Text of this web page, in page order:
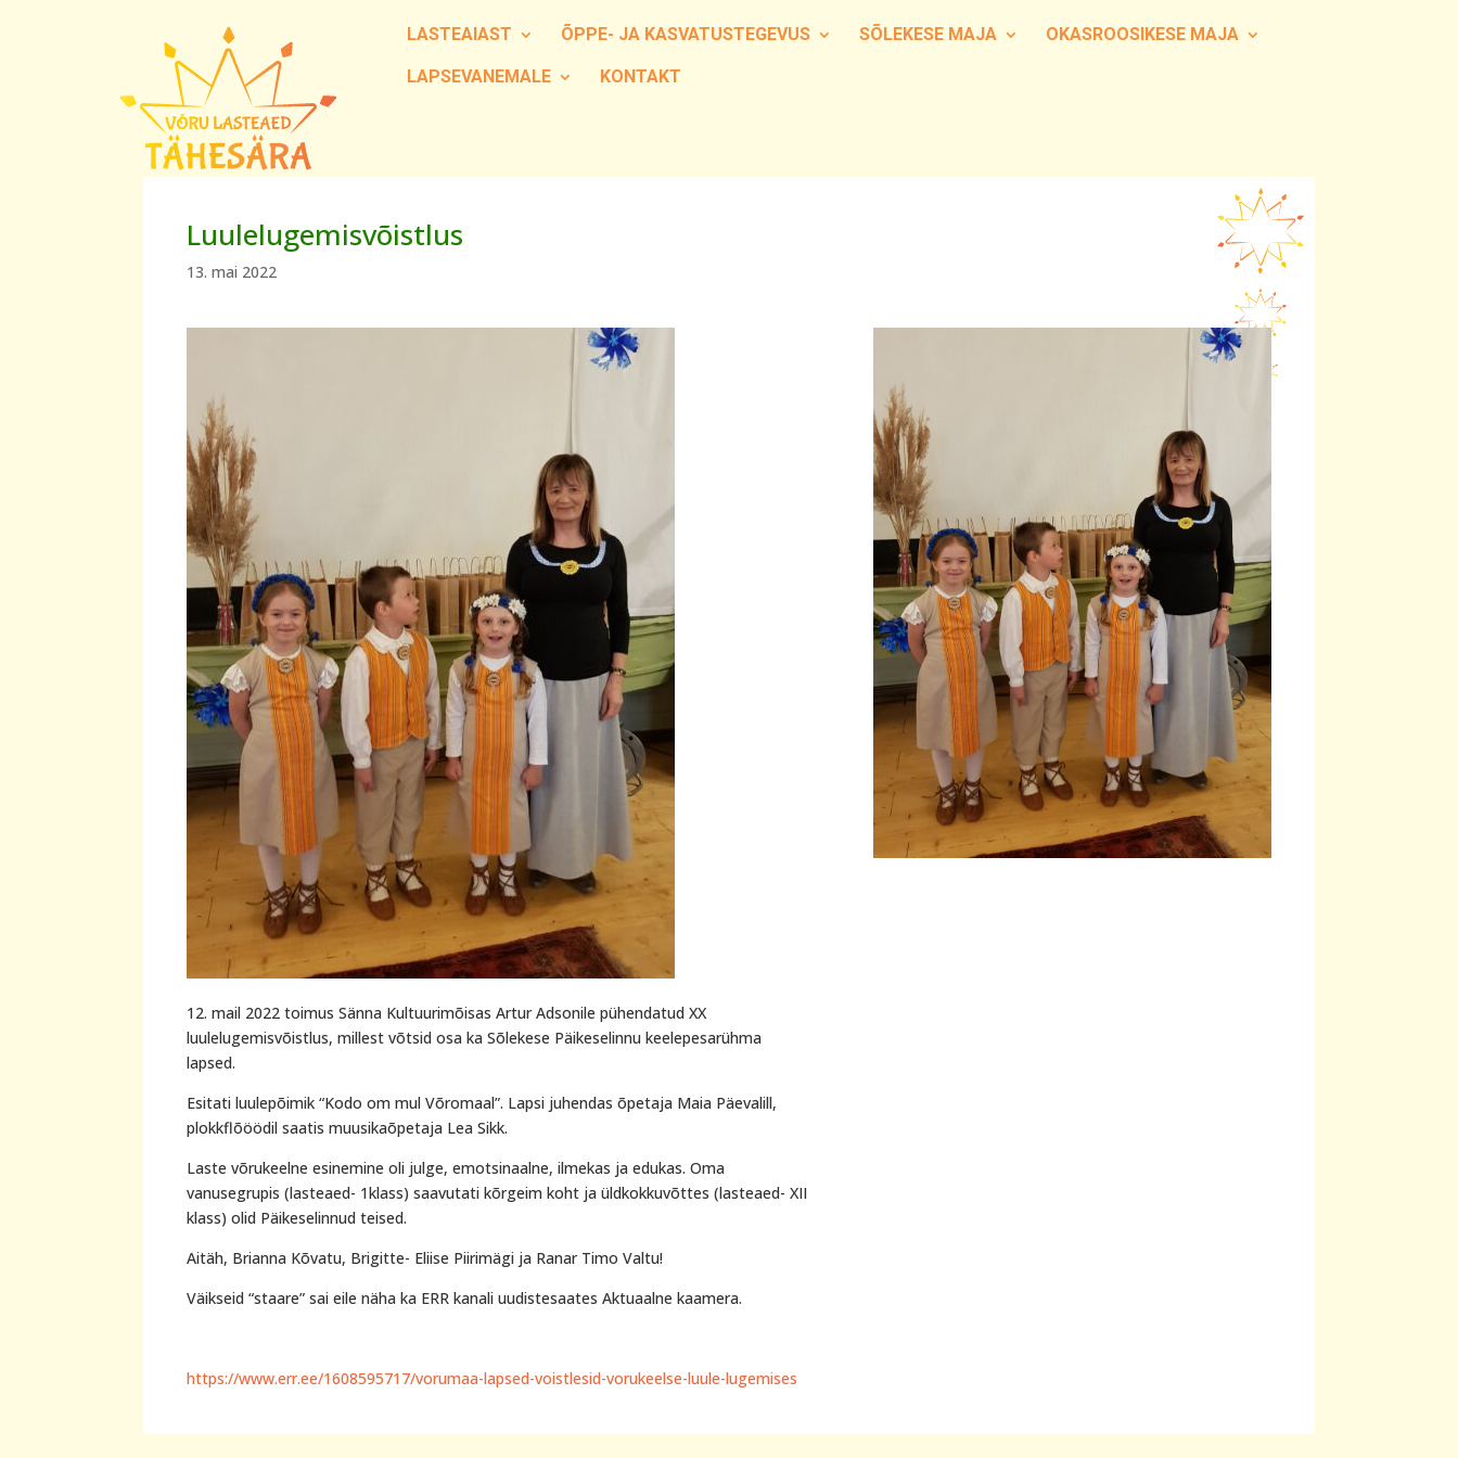
LASTEAIAST ÕPPE- JA KASVATUSTEGEVUS SÕLEKESE MAJA OKASROOSIKESE MAJA
LAPSEVANEMALE KONTAKT
Luulelugemisvõistlus
13. mai 2022
12. mail 2022 toimus Sänna Kultuurimõisas Artur Adsonile pühendatud XX
luulelugemisvõistlus, millest võtsid osa ka Sõlekese Päikeselinnu keelepesarühma
lapsed.
Esitati luulepõimik “Kodo om mul Võromaal”. Lapsi juhendas õpetaja Maia Päevalill,
plokkflõöödil saatis muusikaõpetaja Lea Sikk.
Laste võrukeelne esinemine oli julge, emotsinaalne, ilmekas ja edukas. Oma
vanusegrupis (lasteaed- 1klass) saavutati kõrgeim koht ja üldkokkuvõttes (lasteaed- XII
klass) olid Päikeselinnud teised.
Aitäh, Brianna Kõvatu, Brigitte- Eliise Piirimägi ja Ranar Timo Valtu!
Väikseid “staare” sai eile näha ka ERR kanali uudistesaates Aktuaalne kaamera.
https://www.err.ee/1608595717/vorumaa-lapsed-voistlesid-vorukeelse-luule-lugemises